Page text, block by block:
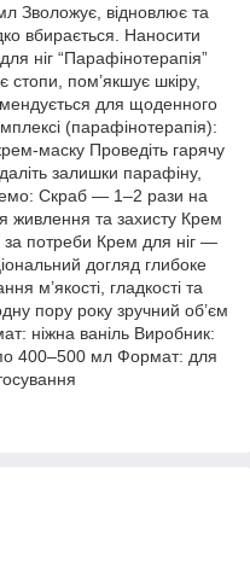
Зволожує, відновлює та
вбирається. Наносити
ніг “Парафінотерапія”
пом’якшує шкіру,
для щоденного
(парафінотерапія):
маску Проведіть гарячу
залишки парафіну,
Скраб — 1–2 рази на
та захисту Крем
потреби Крем для ніг —
догляд глибоке
м’якості, гладкості та
пору року зручний об’єм
ніжна ваніль Виробник:
400–500 мл Формат: для